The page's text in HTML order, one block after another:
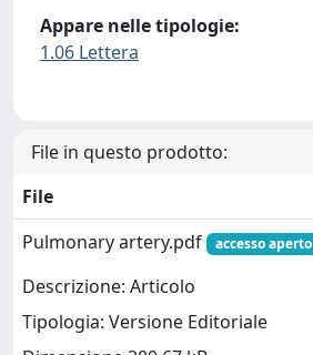
Appare nelle tipologie:
1.06 Lettera
File in questo prodotto:
File
Pulmonary artery.pdf
accesso aperto
Descrizione: Articolo
Tipologia: Versione Editoriale